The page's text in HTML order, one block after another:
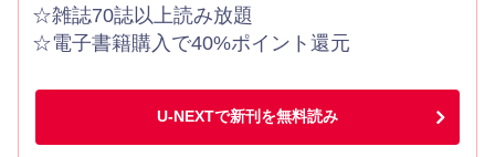
☆雑誌70誌以上読み放題
☆電子書籍購入で40%ポイント還元
U-NEXTで新刊を無料読み